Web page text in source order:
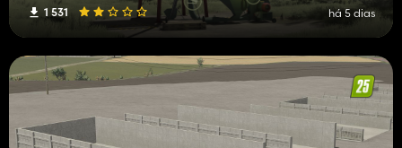
1 531 há 5 dias